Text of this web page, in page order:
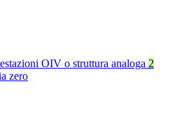
OIV o struttura analoga 2
zero